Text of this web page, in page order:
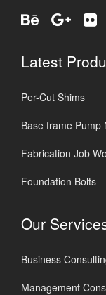
Latest
Per-Cut Shims
Base frame Pump
Fabrication Job
Foundation Bolts
Our
Business
Management